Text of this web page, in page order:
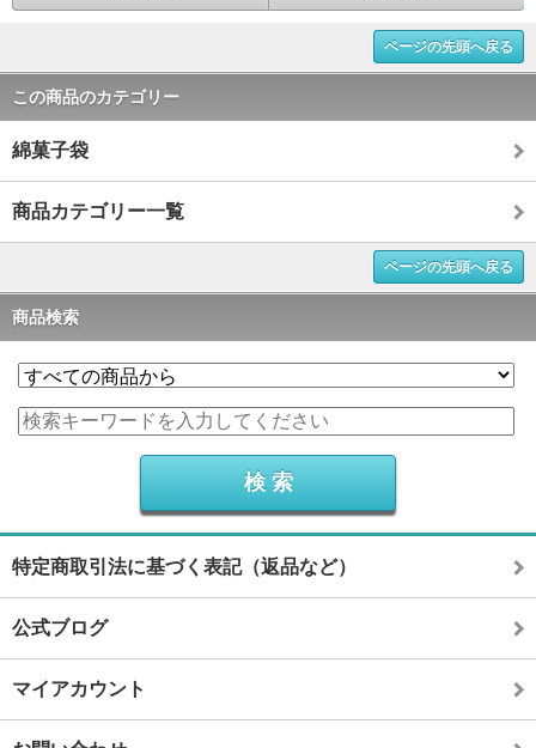
ページの先頭へ戻る
この商品のカテゴリー
綿菓子袋
商品カテゴリー一覧
ページの先頭へ戻る
商品検索
特定商取引法に基づく表記（返品など）
公式ブログ
マイアカウント